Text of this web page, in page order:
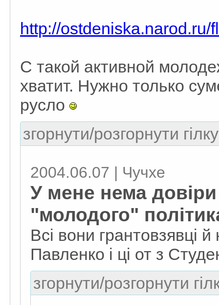
http://ostdeniska.narod.ru/
С такой активной
хватит. Нужно только
русло
згорнути/розгорнути
2004.06.07 | Чучхе
У мене нема
"молодого"
Всі вони грантовзявці
Павленко і ці от з
згорнути/розгорнути